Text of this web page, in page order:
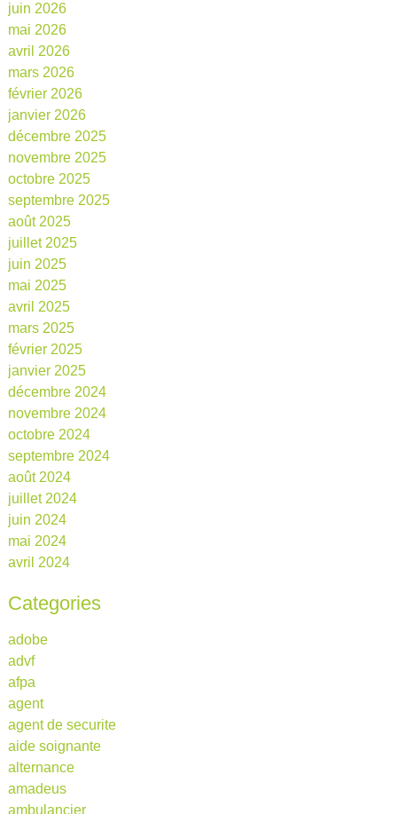
juin 2026
mai 2026
avril 2026
mars 2026
février 2026
janvier 2026
décembre 2025
novembre 2025
octobre 2025
septembre 2025
août 2025
juillet 2025
juin 2025
mai 2025
avril 2025
mars 2025
février 2025
janvier 2025
décembre 2024
novembre 2024
octobre 2024
septembre 2024
août 2024
juillet 2024
juin 2024
mai 2024
avril 2024
Categories
adobe
advf
afpa
agent
agent de securite
aide soignante
alternance
amadeus
ambulancier